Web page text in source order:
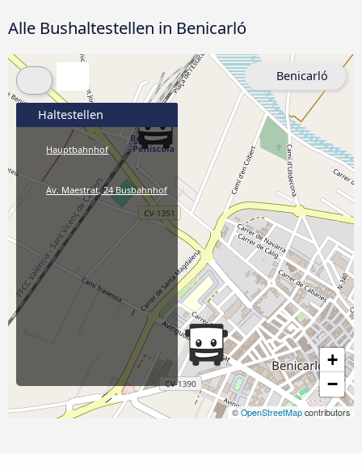
Alle Bushaltestellen in Benicarló
+
−
©OpenStreetMap contributors
Haltestellen
Hauptbahnhof
Av. Maestrat, 24 Busbahnhof
Benicarló